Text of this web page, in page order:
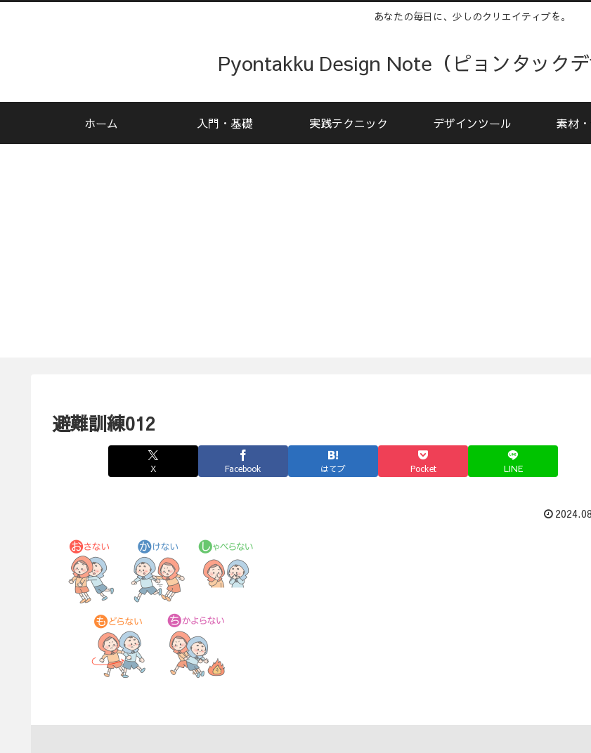
あなたの毎日に、少しのクリエイティブを。
Pyontakku Design Note（ピョンタックデ
ホーム 入門・基礎 実践テクニック デザインツール 素材
避難訓練012
X Facebook はてブ Pocket LINE